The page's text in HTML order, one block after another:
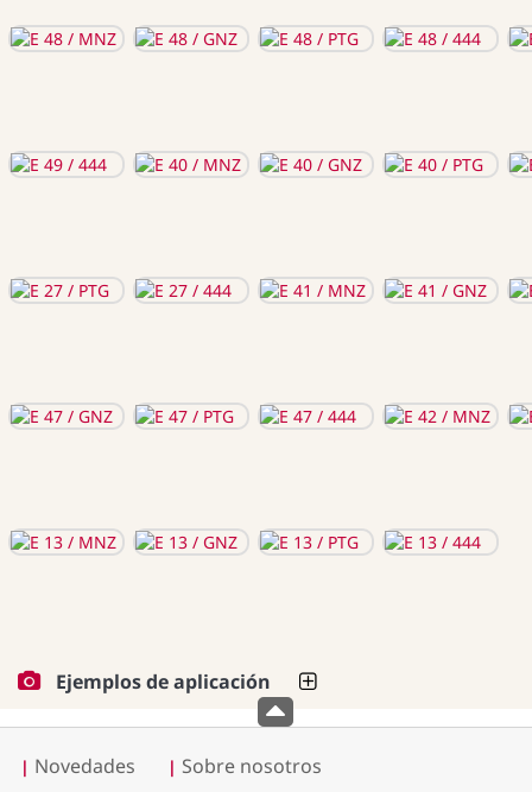
Ejemplos de aplicación
| Novedades | Sobre nosotros